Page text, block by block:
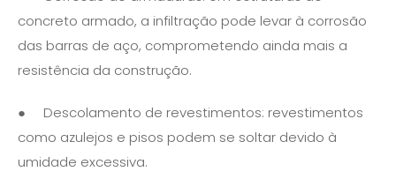
concreto armado, a infiltração pode levar à corrosão
das barras de aço, comprometendo ainda mais a
resistência da construção.
● Descolamento de revestimentos: revestimentos
como azulejos e pisos podem se soltar devido à
umidade excessiva.